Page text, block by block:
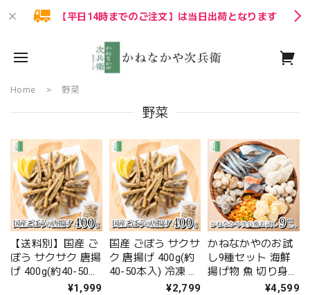
【平日14時までのご注文】は当日出荷となります
Home 野菜
野菜
【送料別】国産 ご
ぼう サクサク 唐揚
げ 400g(約40-50本
入) 冷凍 野菜 牛蒡
¥1,999
国産 ごぼう サクサ
ク 唐揚げ 400g(約
40-50本入) 冷凍 野
菜 牛蒡 食物繊維
¥2,799
かねなかやのお試
し9種セット 海鮮
揚げ物 魚 切り身
骨取り 色々な商品
¥4,599